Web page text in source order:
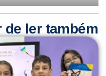
de ler também